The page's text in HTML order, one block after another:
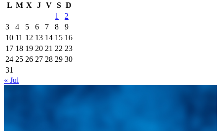
L M X J V S D
1
2
3
4 5 6 7 8
9
10 11 12 13 14 15 16
17 18 19 20 21 22 23
24 25 26 27 28 29 30
31
« Jul